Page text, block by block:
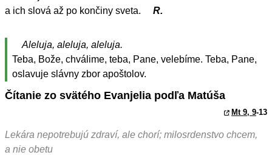
a ich slová až po končiny sveta.
R.
Aleluja, aleluja, aleluja.
Teba, Bože, chválime, teba, Pane, velebíme. Teba, Pane,
oslavuje slávny zbor apoštolov.
Čítanie zo svätého Evanjelia podľa Matúša
Mt 9, 9-13
Lekára nepotrebujú zdraví, ale chorí; milosrdenstvo chcem,
a nie obetu